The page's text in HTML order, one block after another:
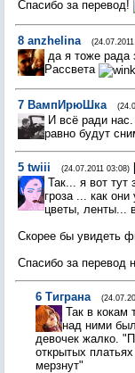
Спасибо за перевод!
8 anzhelina
да я тоже рада
Рассвета
7 ВампИpюШка
И всё ради
равно будут
5 twiii (24.07.2011 03:08)
Так... я вот
гроза ... как
цветы, ленты...
Скорее бы увидеть
Спасибо за перевод
6 Тиграна
Так в кокам
над ними
девочек жалко.
открытых
мерзнут"